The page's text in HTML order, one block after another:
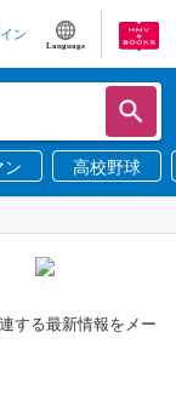
ン
Language
ン 高校野球
する最新情報をメー